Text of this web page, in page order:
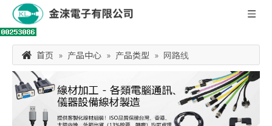
首页 » 产品中心 » 产品类型 » 网路线